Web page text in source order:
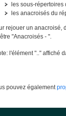
les sous-répertoires
les anacroisés du
rejouer un anacroisé,
"Anacroisés - ".
l'élément ".." affiché
pouvez également